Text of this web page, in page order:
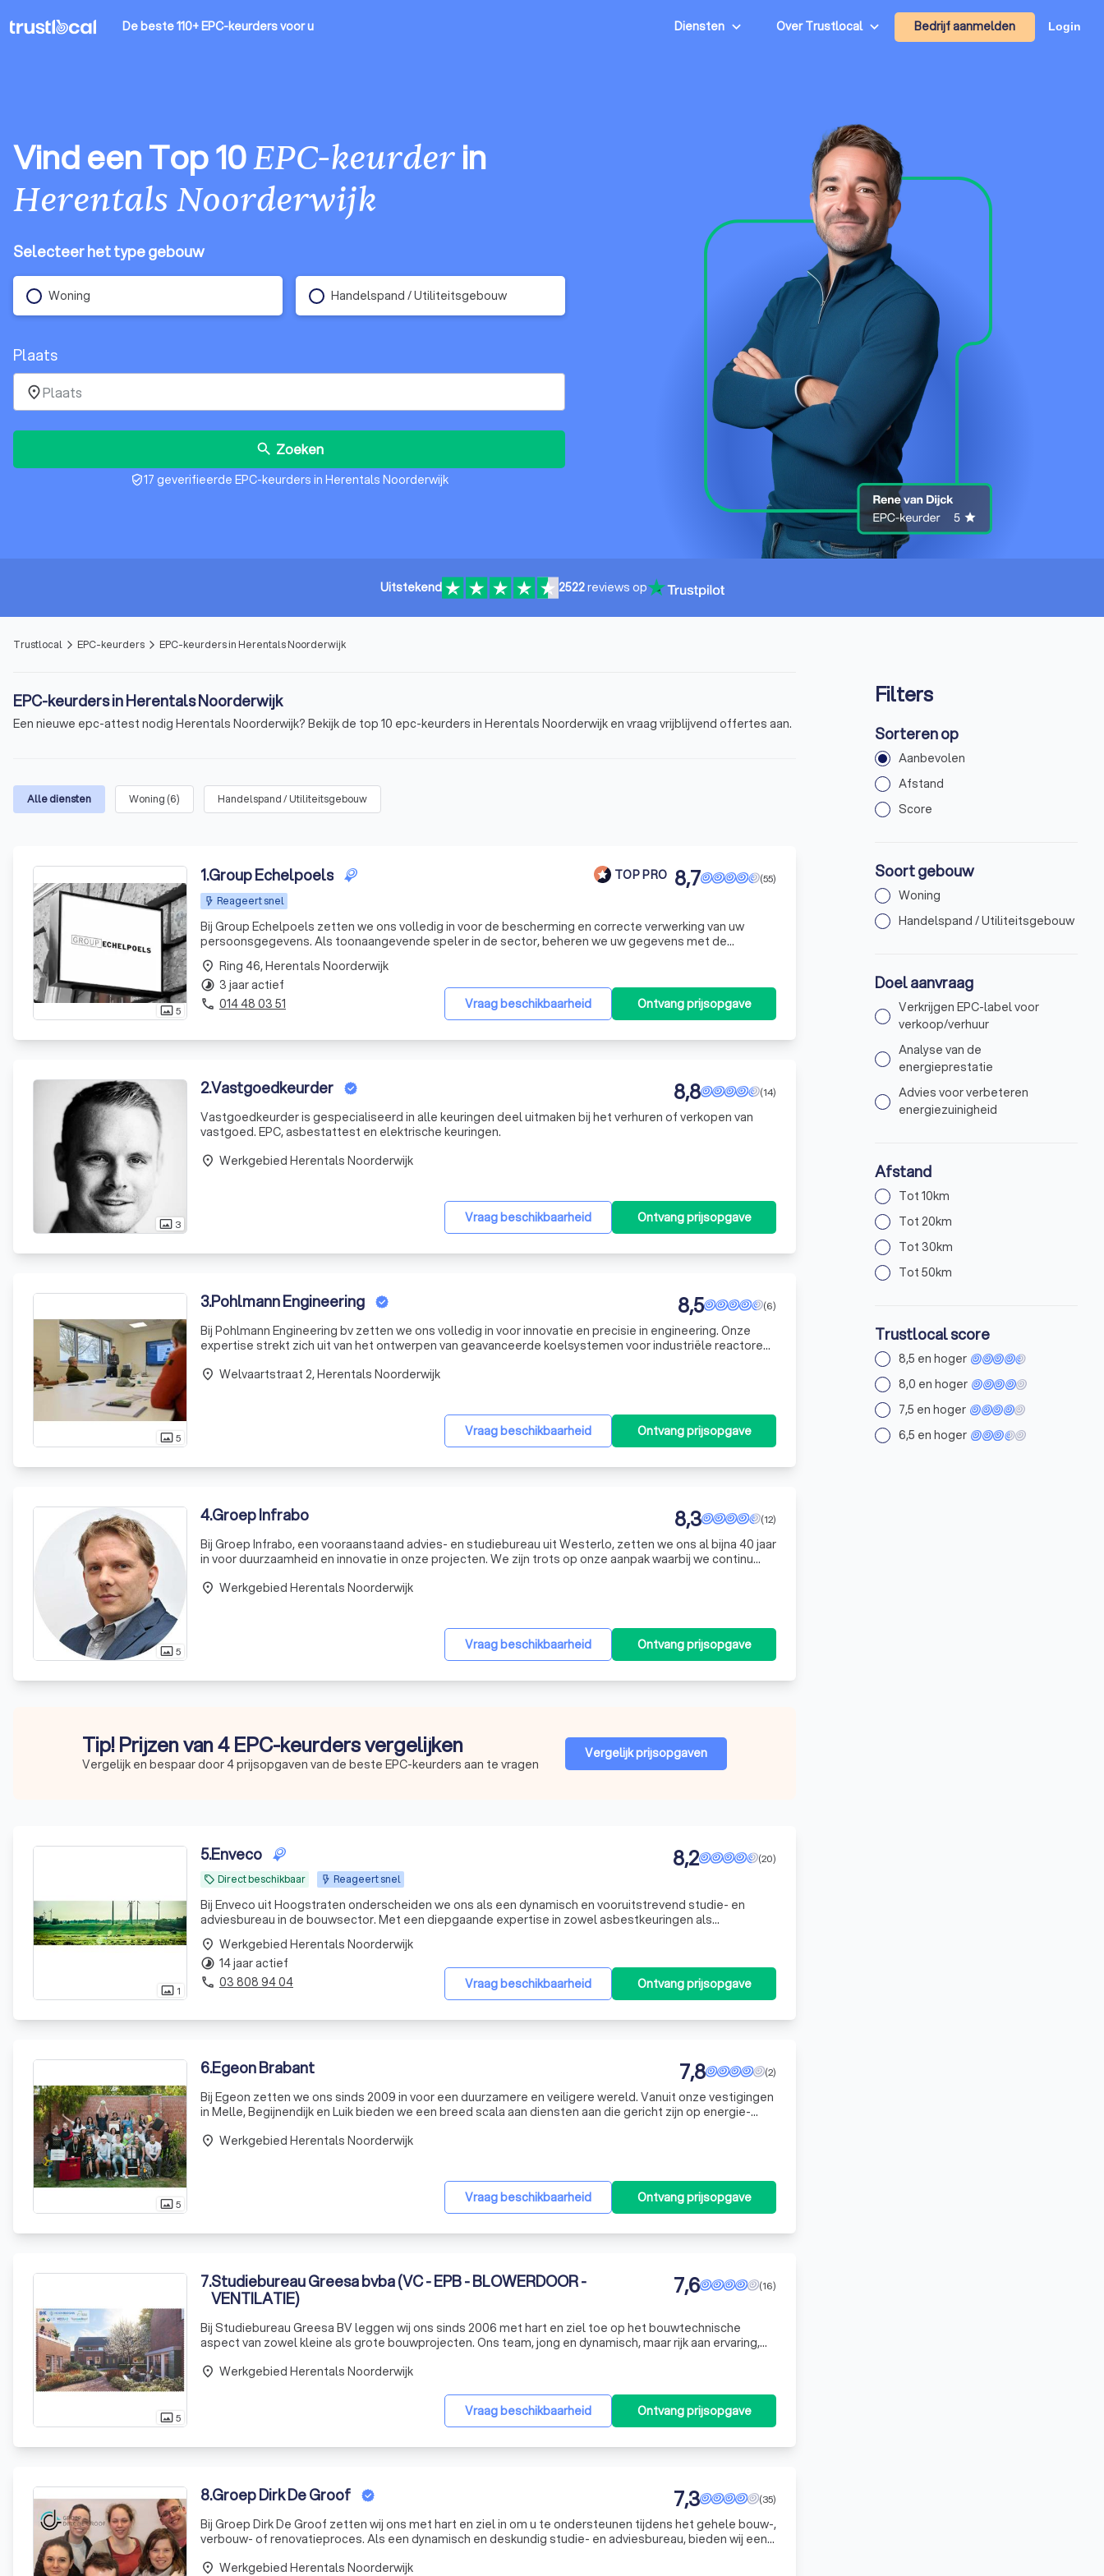
De beste 110+ EPC-keurdersvoor u Diensten Over Trustlocal Bedrijf aanmelden Login
Vind een Top 10EPC-keurderin
Herentals Noorderwijk
Selecteer het type gebouw
Woning Handelspand / Utiliteitsgebouw
Plaats
place
search Zoeken
verified_user17 geverifieerde EPC-keurders in Herentals Noorderwijk
Uitstekend 2522reviews op
Trustlocal arrow_forward_ios EPC-keurders arrow_forward_ios EPC-keurders in Herentals Noorderwijk
EPC-keurders in Herentals Noorderwijk
Een nieuwe epc-attest nodig Herentals Noorderwijk? Bekijk de top 10 epc-keurders in Herentals Noorderwijk en vraag vrijblijvend offertes aan.
Alle diensten Woning (6) Handelspand / Utiliteitsgebouw
photo_size_select_actual5
1.Group Echelpoels TOP PRO
Reageert snel
(55)
8,7
Bij Group Echelpoels zetten we ons volledig in voor de bescherming en correcte verwerking van uw
persoonsgegevens. Als toonaangevende speler in de sector, beheren we uw gegevens met de
grootste zorg, conform de Europese Algemene Verordening Gegevensbescherming (AVG) en de
relevante lokale wetgeving.
Vraag beschikbaarheid
Ontvang prijsopgave
place Ring 46, Herentals Noorderwijk
timelapse 3 jaar actief
phone 014 48 03 51
photo_size_select_actual 3
2.Vastgoedkeurder (14)
8,8
Vastgoedkeurder is gespecialiseerd in alle keuringen deel uitmaken bij het verhuren of verkopen van
vastgoed. EPC, asbestattest en elektrische keuringen.
Vraag beschikbaarheid Ontvang prijsopgave
place Werkgebied Herentals Noorderwijk
photo_size_select_actual5
3.Pohlmann Engineering (6)
8,5
Bij Pohlmann Engineering bv zetten we ons volledig in voor innovatie en precisie in engineering. Onze
expertise strekt zich uit van het ontwerpen van geavanceerde koelsystemen voor industriële reactoren
Vraag beschikbaarheid Ontvang prijsopgave
place Welvaartstraat 2, Herentals Noorderwijk
photo_size_select_actual5
4.Groep Infrabo (12)
8,3
Bij Groep Infrabo, een vooraanstaand advies- en studiebureau uit Westerlo, zetten we ons al bijna 40 jaar
in voor duurzaamheid en innovatie in onze projecten. We zijn trots op onze aanpak waarbij we continu
Vraag beschikbaarheid Ontvang prijsopgave
place Werkgebied Herentals Noorderwijk
Tip! Prijzen van 4 EPC-keurders vergelijken
Vergelijk en bespaar door 4 prijsopgaven van de beste EPC-keurders aan te vragen
Vergelijk prijsopgaven
photo_size_select_actual 1
5.Enveco
local_offer Direct beschikbaar Reageert snel
(20)
8,2
Bij Enveco uit Hoogstraten onderscheiden we ons als een dynamisch en vooruitstrevend studie- en
adviesbureau in de bouwsector. Met een diepgaande expertise in zowel asbestkeuringen als
energieprestatiecertificaten (EPC), bedienen we zowel particuliere klanten als zakelijke relaties. Onze
diensten zi
Vraag beschikbaarheid Ontvang prijsopgave
place Werkgebied Herentals Noorderwijk
timelapse 14 jaar actief
phone 03 808 94 04
photo_size_select_actual5
6.Egeon Brabant (2)
7,8
Bij Egeon zetten we ons sinds 2009 in voor een duurzamere en veiligere wereld. Vanuit onze vestigingen
in Melle, Begijnendijk en Luik bieden we een breed scala aan diensten aan die gericht zijn op energie-
Vraag beschikbaarheid Ontvang prijsopgave
place Werkgebied Herentals Noorderwijk
photo_size_select_actual5
7.Studiebureau Greesa bvba (VC - EPB - BLOWERDOOR -
VENTILATIE)
(16)
7,6
Bij Studiebureau Greesa BV leggen wij ons sinds 2006 met hart en ziel toe op het bouwtechnische
aspect van zowel kleine als grote bouwprojecten. Ons team, jong en dynamisch, maar rijk aan ervaring,
Vraag beschikbaarheid Ontvang prijsopgave
place Werkgebied Herentals Noorderwijk
8.Groep Dirk De Groof (35)
7,3
Bij Groep Dirk De Groof zetten wij ons met hart en ziel in om u te ondersteunen tijdens het gehele bouw-,
verbouw- of renovatieproces. Als een dynamisch en deskundig studie- en adviesbureau, bieden wij een
place Werkgebied Herentals Noorderwijk
Filters
Sorteren op
Aanbevolen
Afstand
Score
Soort gebouw
Woning
Handelspand / Utiliteitsgebouw
Doel aanvraag
Verkrijgen EPC-label voor
verkoop/verhuur
Analyse van de
energieprestatie
Advies voor verbeteren
energiezuinigheid
Afstand
Tot 10km
Tot 20km
Tot 30km
Tot 50km
Trustlocal score
8,5 en hoger
8,0 en hoger
7,5 en hoger
6,5 en hoger